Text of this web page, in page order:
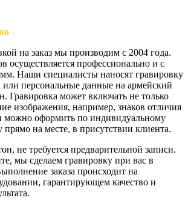
на заказ мы производим с 2004 года.
осуществляется профессионально и с
Наши специалисты наносят гравировку
персональные данные на армейский
Гравировка может включать не только
изображения, например, знаков отличия
можно оформить по индивидуальному
прямо на месте, в присутствии клиента.
не требуется предварительной записи.
мы сделаем гравировку при вас в
заказа происходит на
гарантирующем качество и